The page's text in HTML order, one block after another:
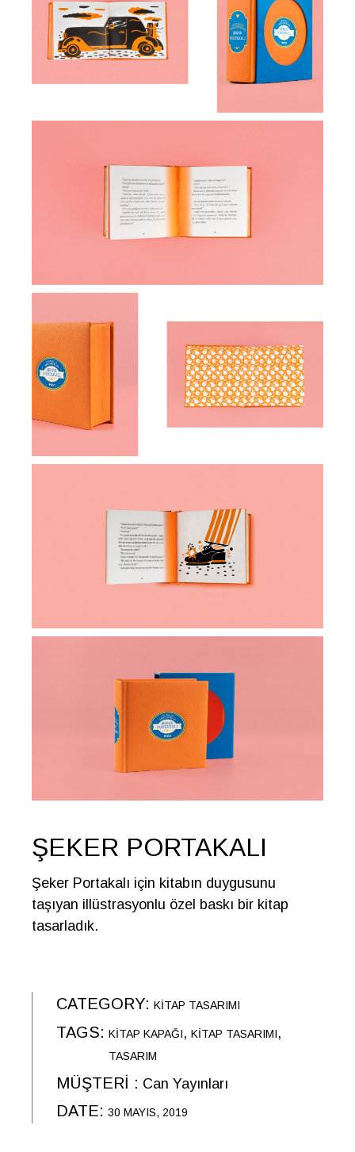
ŞEKER PORTAKALI
Şeker Portakalı için kitabın duygusunu
taşıyan illüstrasyonlu özel baskı bir kitap
tasarladık.
CATEGORY: KITAP TASARIMI
TAGS: KITAP KAPAĞI
KITAP TASARIMI
TASARIM
MÜŞTERİ : Can Yayınları
DATE: 30 MAYIS, 2019